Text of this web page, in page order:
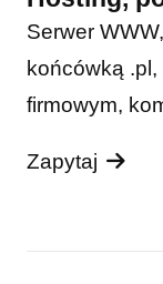
Serwer
końcówką
firmowym,
Zapytaj